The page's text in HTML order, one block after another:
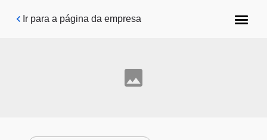
Pular para o conteúdo principal
Ir para a página da empresa